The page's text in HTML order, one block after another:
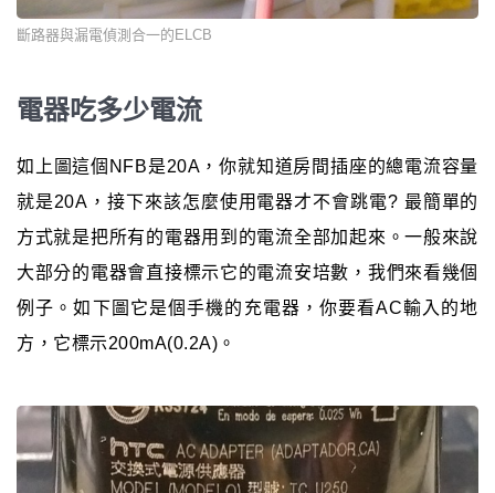
斷路器與漏電偵測合一的ELCB
電器吃多少電流
如上圖這個NFB是20A，你就知道房間插座的總電流容量
就是20A，接下來該怎麼使用電器才不會跳電? 最簡單的
方式就是把所有的電器用到的電流全部加起來。一般來說
大部分的電器會直接標示它的電流安培數，我們來看幾個
例子。如下圖它是個手機的充電器，你要看AC輸入的地
方，它標示200mA(0.2A)。